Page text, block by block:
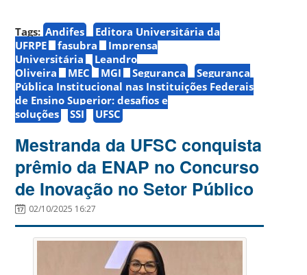
Tags: Andifes
Editora Universitária da
UFRPE
fasubra
Imprensa
Universitária
Leandro
Oliveira
MEC MGI Segurança
Segurança
Pública Institucional nas Instituições Federais
de Ensino Superior: desafios e
soluções
SSI UFSC
Mestranda da UFSC conquista
prêmio da ENAP no Concurso
de Inovação no Setor Público
02/10/2025 16:27